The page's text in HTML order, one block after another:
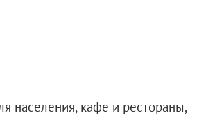
населения, кафе и рестораны,